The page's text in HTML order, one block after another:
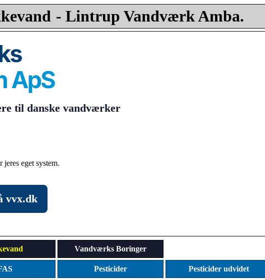
- Lintrup Vandværk Amba.
til danske vandværker
eget system.
vvx.dk
Vandværks Boringer
Pesticider Pesticider udvidet